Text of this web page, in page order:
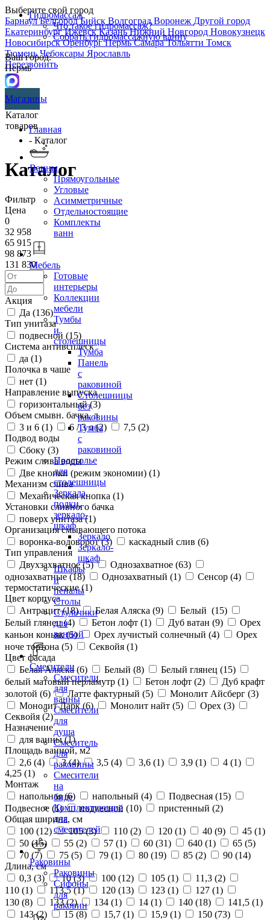
Выберите свой город
БарнаулБелгородБийск ВолгоградВоронеж Другой город
ЕкатеринбургИжевскКазаньНижний Новгород Новокузнецк
НовосибирскОренбургПермьСамараТольятти Томск
ТюменьЧебоксары Ярославль
Перезвонить
Гидромассаж
Что такое гидромассаж?
Собрать гидромассажную ванну
Ваш город:
Пермь
Магазины
Каталог
товаров
Ванны
Прямоугольные
Угловые
Асимметричные
Отдельностоящие
Комплекты
ванн
Мебель
Готовые
интерьеры
Коллекции
мебели
Тумбы
и
столешницы
Тумба
Панель
с
раковиной
Столешницы
без
раковины
Тумба
с
раковиной
Подстолье
для
столешницы
Зеркала,
полки,
зеркало-
шкаф
Зеркало
Зеркало-
шкаф
Шкафы
и
пеналы
Столы
Стульчики
для
ванной
Смесители
Смесители
для
ванны
Смесители
для
душа
Смеситель
для
раковины
Смесители
на
биде
Комплектующие
для
смесителей
Раковины
Раковины
Сифоны
для
раковин
Главная
- Каталог
Каталог
Фильтр
Цена
0
32 958
65 915
98 873
131 830
Акция
Да (136)
Тип унитаза
подвесной (15)
Система антивсплеск
да (1)
Полочка в чаше
нет (1)
Направление выпуска
горизонтальный (3)
Объем смывн. бачка, л
3 и 6 (1) 6 / 3 л (2) 7,5 (2)
Подвод воды
Сбоку (3)
Режим слива воды
Две кнопки (режим экономии) (1)
Механизм слива
Механическая кнопка (1)
Установки сливного бачка
поверх унитаза (1)
Организация смывающего потока
воронка-водоворот (3) каскадный слив (6)
Тип управления
Двухзахватное (5) Однозахватное (63)
однозахватные (18) Однозахватный (1) Сенсор (4)
термостатические (1)
Цвет корпуса
Антрацит (18) Белая Аляска (9) Белый (15)
Белый глянец (4) Бетон лофт (1) Дуб ватан (9)
Орех
каньон коньяк (5) Орех лучистый солнечный (4)
Орех
ноче тортона (5) Секвойя (1)
Цвет фасада
Белая Аляска (6) Белый (8) Белый глянец (15)
белый матовый перламутр (1) Бетон лофт (2)
Дуб крафт
золотой (6) Латте фактурный (5) Монолит Айсберг (3)
Монолит Дарк (6) Монолит найт (5) Орех (3)
Секвойя (2)
Назначение
для ванны (1)
Площадь ванной, м2
2,6 (4) 3 (4) 3,5 (4) 3,6 (1) 3,9 (1) 4 (1)
4,25 (1)
Монтаж
напольная (6) напольный (4) Подвесная (15)
Подвесное (1) подвесной (10) пристенный (2)
Общая ширина, см
100 (12) 105 (3) 110 (2) 120 (1) 40 (9) 45 (1)
50 (15) 55 (2) 57 (1) 60 (31) 640 (1) 65 (5)
70 (7) 75 (5) 79 (1) 80 (19) 85 (2) 90 (14)
Длина, см
0,3 (3) 10 (3) 100 (12) 105 (1) 11,3 (2)
110 (1) 113,5 (1) 120 (13) 123 (1) 127 (1)
130 (8) 133 (2) 134 (1) 14 (1) 140 (18) 141,5 (1)
143 (2) 15 (8) 15,7 (1) 15,9 (1) 150 (73)